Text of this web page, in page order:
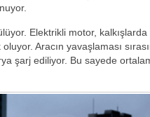
Elektrikli motor, kalkışlarda
Aracın yavaşlaması
şarj ediliyor. Bu sayede